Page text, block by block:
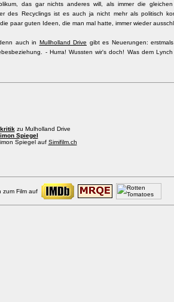
das gar nichts anderes will, als immer die gleichen
des Recyclings ist es auch ja nicht mehr als politisch
paar guten Ideen, die man mal hatte, immer wieder
auch in Mullholland Drive gibt es Neuerungen:
- Hurra! Wussten wir's doch! Was dem
zu Mulholland Drive
Spiegel
Spiegel auf Simifilm.ch
zum Film auf